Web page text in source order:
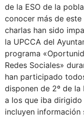
de la ESO de la
conocer más de
charlas han sido
la UPCCA del
programa
Redes Sociales»
han participado
disponen de 2º de la
a los que iba
incluyen